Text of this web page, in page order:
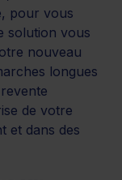
pour vous
solution vous
nouveau
longues
de votre
et dans des